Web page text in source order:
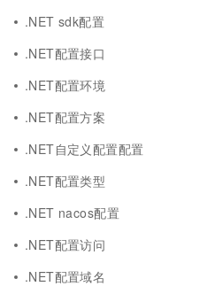
.NET sdk配置
.NET配置接口
.NET配置环境
.NET配置方案
.NET自定义配置配置
.NET配置类型
.NET nacos配置
.NET配置访问
.NET配置域名